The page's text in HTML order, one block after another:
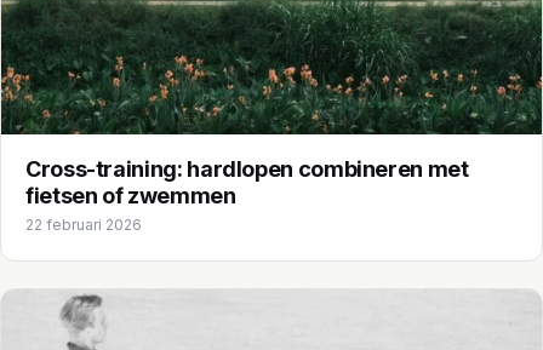
Cross-training: hardlopen combineren met
fietsen of zwemmen
22 februari 2026